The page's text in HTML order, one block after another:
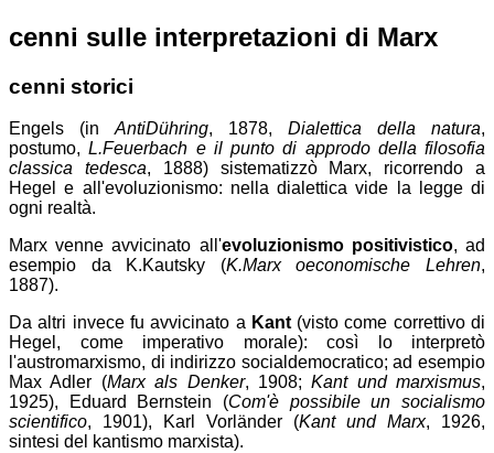
cenni sulle interpretazioni di Marx
cenni storici
Engels (inAntiDühring, 1878, Dialettica della natura,
postumo,L.Feuerbach e il punto di approdo della filosofia
classica tedesca, 1888) sistematizzò Marx, ricorrendo a
Hegel e all'evoluzionismo: nella dialettica vide la legge di
ogni realtà.
Marx venne avvicinato all'evoluzionismo positivistico, ad
esempio da K.Kautsky (K.Marx oeconomische Lehren,
1887).
Da altri invece fu avvicinato a Kant(visto come correttivo di
Hegel, come imperativo morale): così lo interpretò
l'austromarxismo, di indirizzo socialdemocratico; ad esempio
Max Adler (Marx als Denker, 1908;Kant und marxismus,
1925), Eduard Bernstein (Com'è possibile un socialismo
scientifico, 1901), Karl Vorländer (Kant und Marx, 1926,
sintesi del kantismo marxista).